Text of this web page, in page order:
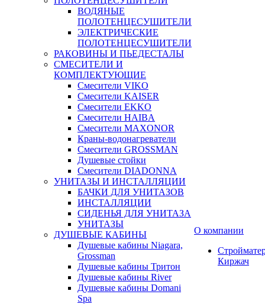
ВОДЯНЫЕ
ПОЛОТЕНЦЕСУШИТЕЛИ
ЭЛЕКТРИЧЕСКИЕ
ПОЛОТЕНЦЕСУШИТЕЛИ
РАКОВИНЫ И ПЬЕДЕСТАЛЫ
СМЕСИТЕЛИ И
КОМПЛЕКТУЮЩИЕ
Смесители VIKO
Смесители KAISER
Смесители EKKO
Смесители HAIBA
Смесители MAXONOR
Краны-водонагреватели
Смесители GROSSMAN
Душевые стойки
Смесители DIADONNA
УНИТАЗЫ И ИНСТАЛЛЯЦИИ
БАЧКИ ДЛЯ УНИТАЗОВ
ИНСТАЛЛЯЦИИ
СИДЕНЬЯ ДЛЯ УНИТАЗА
УНИТАЗЫ
ДУШЕВЫЕ КАБИНЫ
Душевые кабины Niagara,
Grossman
Душевые кабины Тритон
Душевые кабины River
Душевые кабины Domani
Spa
О компании
Киржач